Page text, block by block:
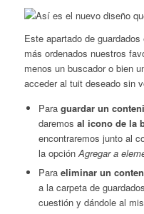
Este apartado de
más ordenados nuestros
menos un buscador o bien
acceder al tuit deseado sin
Paraguardar un
daremos al icono de la
encontraremos junto al
la opciónAgregar a
Para eliminar un
a la carpeta de
cuestión y dándole al